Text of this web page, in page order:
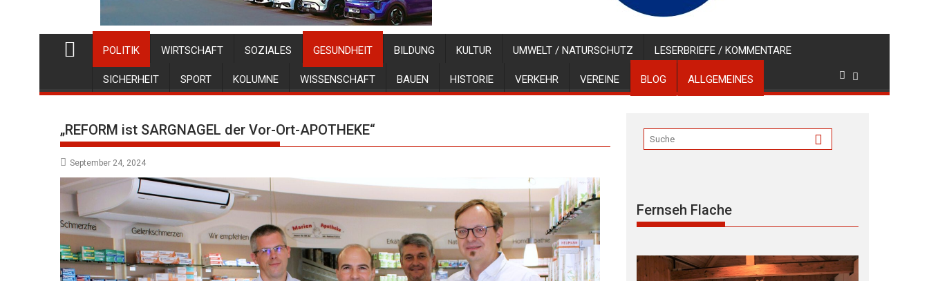
POLITIK WIRTSCHAFT SOZIALES GESUNDHEIT BILDUNG KULTUR UMWELT / NATURSCHUTZ LESERBRIEFE / KOMMENTARE
SICHERHEIT SPORT KOLUMNE WISSENSCHAFT BAUEN HISTORIE VERKEHR VEREINE BLOG ALLGEMEINES
„REFORM ist SARGNAGEL der Vor-Ort-APOTHEKE“
September 24, 2024
Fernseh Flache